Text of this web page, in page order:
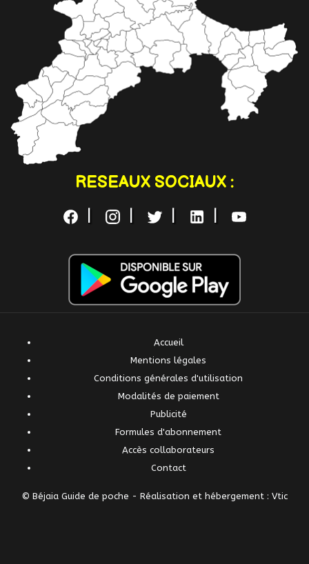
RESEAUX SOCIAUX :
Accueil
Mentions légales
Conditions générales d'utilisation
Modalités de paiement
Publicité
Formules d'abonnement
Accès collaborateurs
Contact
© Béjaia Guide de poche - Réalisation et hébergement : Vtic